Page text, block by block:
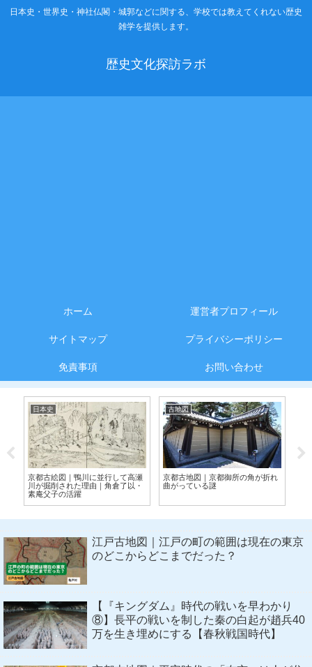
日本史・世界史・神社仏閣・城郭などに関する、学校では教えてくれない歴史
雑学を提供します。
歴史文化探訪ラボ
ホーム 運営者プロフィール
サイトマップ プライバシーポリシー
免責事項 お問い合わせ
日本史
京都古絵図｜鴨川に並行して高瀬
川が掘削された理由｜角倉了以・
素庵父子の活躍
古地図
京都古地図｜京都御所の角が折れ
曲がっている謎
江戸古地図｜江戸の町の範囲は現在の東京
のどこからどこまでだった？
【『キングダム』時代の戦いを早わかり
⑧】長平の戦いを制した秦の白起が趙兵40
万を生き埋めにする【春秋戦国時代】